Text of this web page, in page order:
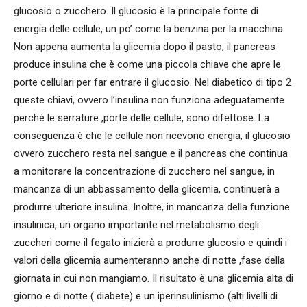
glucosio o zucchero. Il glucosio è la principale fonte di
energia delle cellule, un po’ come la benzina per la macchina.
Non appena aumenta la glicemia dopo il pasto, il pancreas
produce insulina che è come una piccola chiave che apre le
porte cellulari per far entrare il glucosio. Nel diabetico di tipo 2
queste chiavi, ovvero l’insulina non funziona adeguatamente
perché le serrature ,porte delle cellule, sono difettose. La
conseguenza è che le cellule non ricevono energia, il glucosio
ovvero zucchero resta nel sangue e il pancreas che continua
a monitorare la concentrazione di zucchero nel sangue, in
mancanza di un abbassamento della glicemia, continuerà a
produrre ulteriore insulina. Inoltre, in mancanza della funzione
insulinica, un organo importante nel metabolismo degli
zuccheri come il fegato inizierà a produrre glucosio e quindi i
valori della glicemia aumenteranno anche di notte ,fase della
giornata in cui non mangiamo. Il risultato è una glicemia alta di
giorno e di notte ( diabete) e un iperinsulinismo (alti livelli di